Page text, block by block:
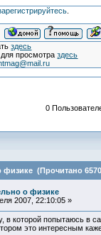
.
здесь
для просмотраздесь
0
(Прочитано
о физике
2007, 22:10:05 »
которой попытаюсь в
это интересным